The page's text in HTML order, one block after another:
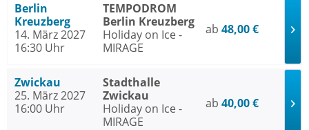
Berlin
Kreuzberg
14. März 2027
16:30 Uhr
TEMPODROM
Berlin Kreuzberg
Holiday on Ice -
MIRAGE
ab 48,00 €
Zwickau
25. März 2027
16:00 Uhr
Stadthalle
Zwickau
Holiday on Ice -
MIRAGE
ab 40,00 €